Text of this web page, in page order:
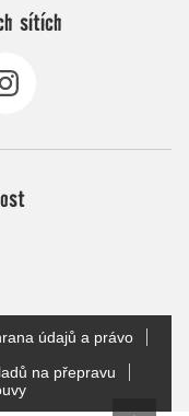
sítích
údajů a právo
na přepravu